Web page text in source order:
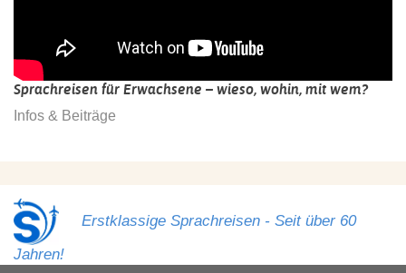
Sprachreisen für Erwachsene – wieso, wohin, mit wem?
Infos & Beiträge
Erstklassige Sprachreisen - Seit über 60
Jahren!